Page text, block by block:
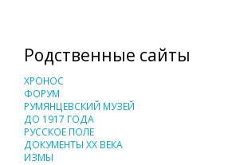
Родственные сайты
ХРОНОС
ФОРУМ
РУМЯНЦЕВСКИЙ МУЗЕЙ
ДО 1917 ГОДА
РУССКОЕ ПОЛЕ
ДОКУМЕНТЫ XX ВЕКА
ИЗМЫ